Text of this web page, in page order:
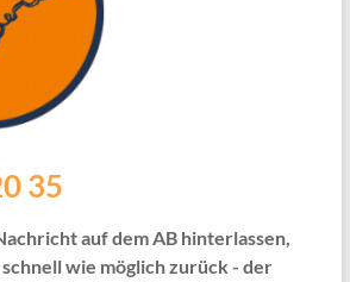
35
auf dem AB hinterlassen,
wie möglich zurück - der